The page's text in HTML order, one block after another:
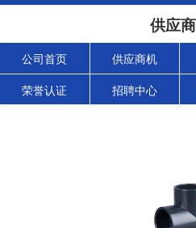
供应
公司首页 供应商机
荣誉认证 招聘中心